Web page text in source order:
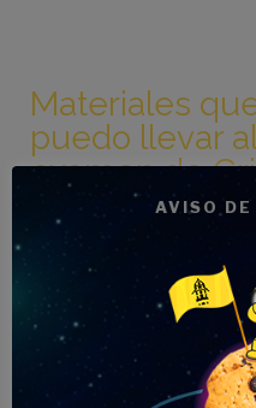
Materiales
puedo llevar al
examen de
En el caso de los
PEvAU de Griego II
que lo habrás podido
el Bachillerato, estará
diccionario
con su
apéndice gramatical
en la correcta resolución
AVISO